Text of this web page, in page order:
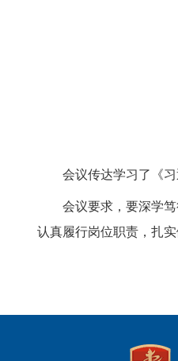
会议传达学习了《
会议要求，要深学
认真履行岗位职责，扎